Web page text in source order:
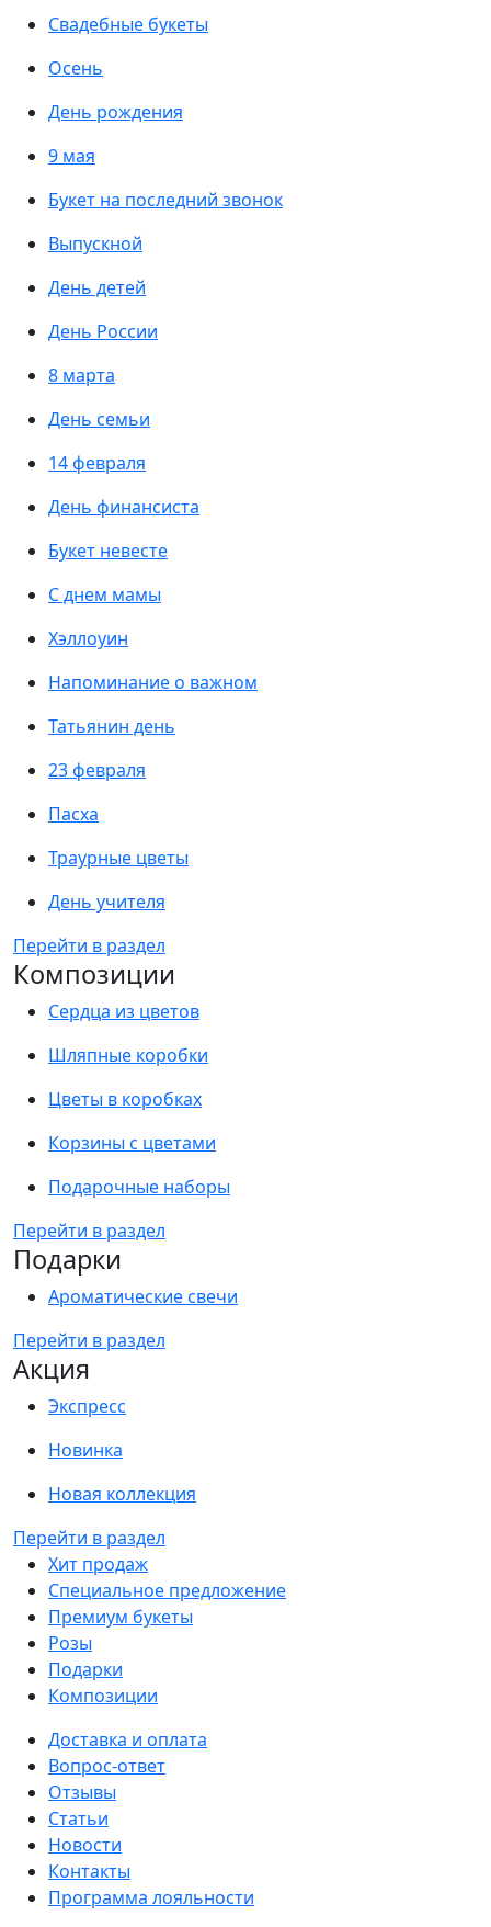
Свадебные букеты
Осень
День рождения
9 мая
Букет на последний звонок
Выпускной
День детей
День России
8 марта
День семьи
14 февраля
День финансиста
Букет невесте
С днем мамы
Хэллоуин
Напоминание о важном
Татьянин день
23 февраля
Пасха
Траурные цветы
День учителя
Перейти в раздел
Композиции
Сердца из цветов
Шляпные коробки
Цветы в коробках
Корзины с цветами
Подарочные наборы
Перейти в раздел
Подарки
Ароматические свечи
Перейти в раздел
Акция
Экспресс
Новинка
Новая коллекция
Перейти в раздел
Хит продаж
Специальное предложение
Премиум букеты
Розы
Подарки
Композиции
Доставка и оплата
Вопрос-ответ
Отзывы
Статьи
Новости
Контакты
Программа лояльности